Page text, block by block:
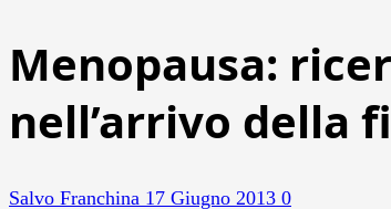
Menopausa:
nell’arrivo della
Salvo Franchina 17 Giugno 2013 0